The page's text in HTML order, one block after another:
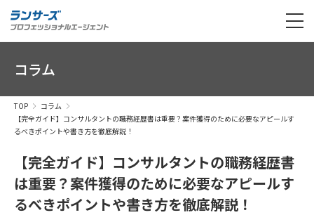
コラム
TOP
コラム
【完全ガイド】コンサルタントの職務経歴書は重要？案件獲得のために必要なアピールす
るべきポイントや書き方を徹底解説！
【完全ガイド】コンサルタントの職務経歴書
は重要？案件獲得のために必要なアピールす
るべきポイントや書き方を徹底解説！